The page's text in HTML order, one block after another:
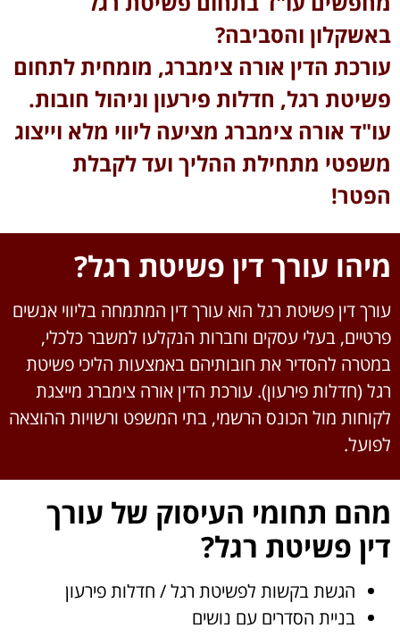
באשקלון והסביבה?
עורכת הדין אורה צימברג, מומחית לתחום
פשיטת רגל, חדלות פירעון וניהול חובות.
עו"ד אורה צימברג מציעה ליווי מלא וייצוג
משפטי מתחילת ההליך ועד לקבלת
הפטר!​
מיהו עורך דין פשיטת רגל?
עורך דין פשיטת רגל הוא עורך דין המתמחה בליווי אנשים
פרטיים, בעלי עסקים וחברות הנקלעו למשבר כלכלי,
במטרה להסדיר את חובותיהם באמצעות הליכי פשיטת
רגל (חדלות פירעון). עורכת הדין אורה צימברג מייצגת
לקוחות מול הכונס הרשמי, בתי המשפט ורשויות ההוצאה
לפועל.
מהם תחומי העיסוק של עורך
דין פשיטת רגל?
הגשת בקשות לפשיטת רגל / חדלות פירעון
בניית הסדרים עם נושים